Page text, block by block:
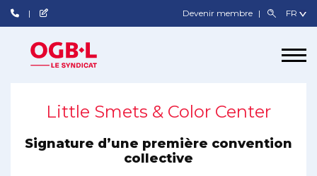
Devenir membre
Little Smets & Color Center
Signature d’une première convention
collective